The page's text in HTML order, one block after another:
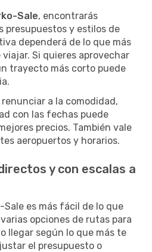
Sale, encontrarás
presupuestos y estilos de
dependerá de lo que más
Si quieres aprovechar
trayecto más corto puede
a la comodidad,
con las fechas puede
precios. También vale
aeropuertos y horarios.
y con escalas a
Sale es más fácil de lo que
opciones de rutas para
llegar según lo que más te
el presupuesto o